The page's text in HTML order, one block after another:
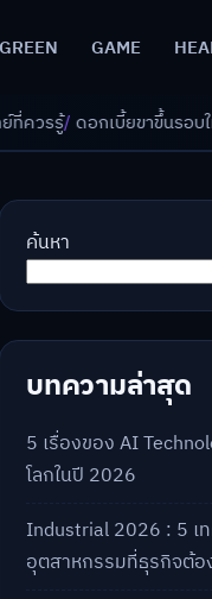
GREEN GAME
รอบใหม่! จัดพอร์ตหนี้-ลง
ค้นหา
บทความล่าสุด
5 เรื่องของ AI
โลกในปี 2026
Industrial 2026 : 5 เท
อุตสาหกรรมที่ธุรกิจต้อ